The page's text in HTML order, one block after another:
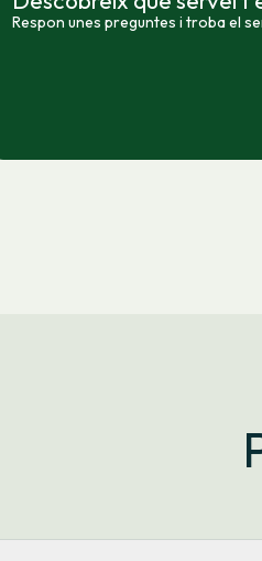
Respon unes preguntes i troba el